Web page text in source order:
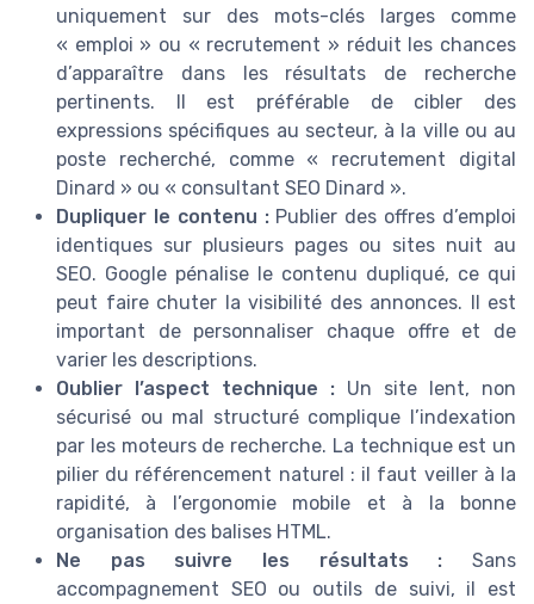
uniquement sur des mots-clés larges comme
« emploi » ou « recrutement » réduit les chances
d’apparaître dans les résultats de recherche
pertinents. Il est préférable de cibler des
expressions spécifiques au secteur, à la ville ou au
poste recherché, comme « recrutement digital
Dinard » ou « consultant SEO Dinard ».
Dupliquer le contenu :Publier des offres d’emploi
identiques sur plusieurs pages ou sites nuit au
SEO. Google pénalise le contenu dupliqué, ce qui
peut faire chuter la visibilité des annonces. Il est
important de personnaliser chaque offre et de
varier les descriptions.
Oublier l’aspect technique : Un site lent, non
sécurisé ou mal structuré complique l’indexation
par les moteurs de recherche. La technique est un
pilier du référencement naturel : il faut veiller à la
rapidité, à l’ergonomie mobile et à la bonne
organisation des balises HTML.
Ne pas suivre les résultats : Sans
accompagnement SEO ou outils de suivi, il est